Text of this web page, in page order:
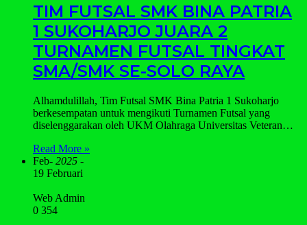
TIM FUTSAL SMK BINA PATRIA
1 SUKOHARJO JUARA 2
TURNAMEN FUTSAL TINGKAT
SMA/SMK SE-SOLO RAYA
Alhamdulillah, Tim Futsal SMK Bina Patria 1 Sukoharjo
berkesempatan untuk mengikuti Turnamen Futsal yang
diselenggarakan oleh UKM Olahraga Universitas Veteran…
Read More »
Feb- 2025 -
19 Februari
Web Admin
0 354